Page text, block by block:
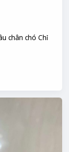
chân chó Chỉ